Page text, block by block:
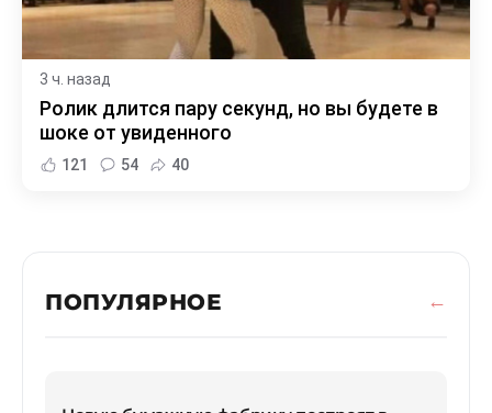
3 ч. назад
Ролик длится пару секунд, но вы будете в
шоке от увиденного
121 54 40
ПОПУЛЯРНОЕ